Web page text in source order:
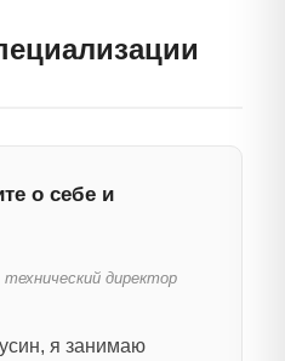
о себе и
директор
я занимаю